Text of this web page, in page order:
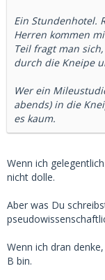
Ein Stundenhotel.
Herren kommen
Teil fragt man
durch die Kneipe
Wer ein
abends) in die
es kaum.
Wenn ich
nicht dolle.
Aber was Du
Wenn ich dran
B bin.